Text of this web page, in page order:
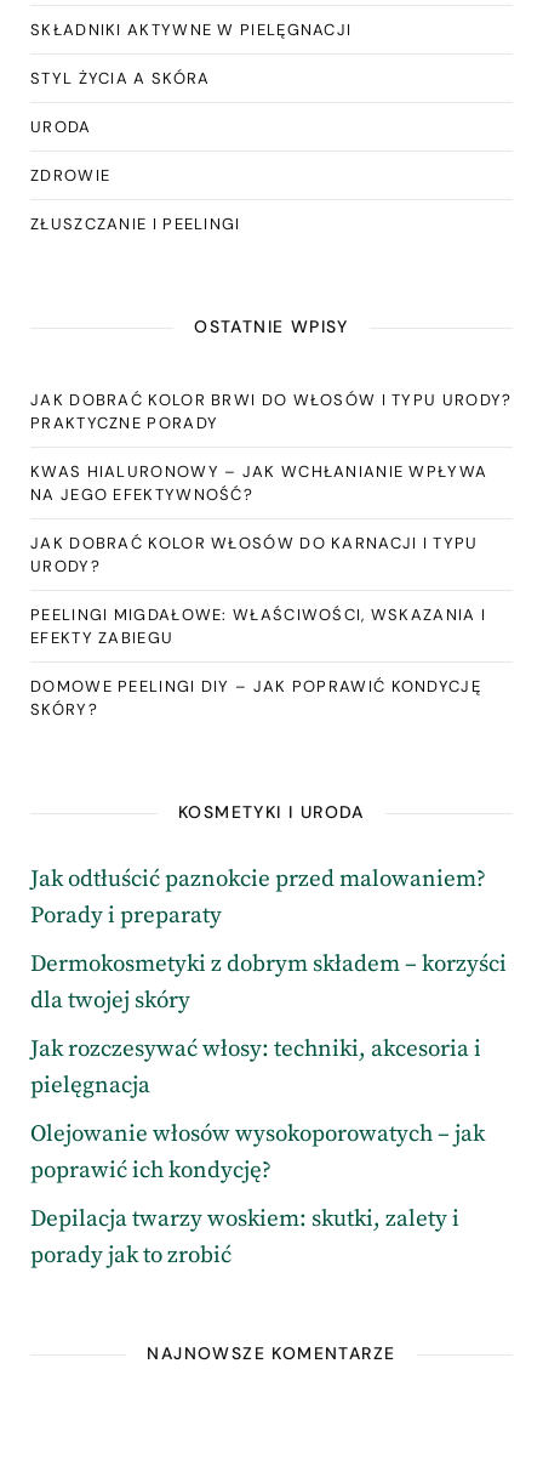
SKŁADNIKI AKTYWNE W PIELĘGNACJI
STYL ŻYCIA A SKÓRA
URODA
ZDROWIE
ZŁUSZCZANIE I PEELINGI
OSTATNIE WPISY
JAK DOBRAĆ KOLOR BRWI DO WŁOSÓW I TYPU URODY?
PRAKTYCZNE PORADY
KWAS HIALURONOWY – JAK WCHŁANIANIE WPŁYWA
NA JEGO EFEKTYWNOŚĆ?
JAK DOBRAĆ KOLOR WŁOSÓW DO KARNACJI I TYPU
URODY?
PEELINGI MIGDAŁOWE: WŁAŚCIWOŚCI, WSKAZANIA I
EFEKTY ZABIEGU
DOMOWE PEELINGI DIY – JAK POPRAWIĆ KONDYCJĘ
SKÓRY?
KOSMETYKI I URODA
Jak odtłuścić paznokcie przed malowaniem?
Porady i preparaty
Dermokosmetyki z dobrym składem – korzyści
dla twojej skóry
Jak rozczesywać włosy: techniki, akcesoria i
pielęgnacja
Olejowanie włosów wysokoporowatych – jak
poprawić ich kondycję?
Depilacja twarzy woskiem: skutki, zalety i
porady jak to zrobić
NAJNOWSZE KOMENTARZE